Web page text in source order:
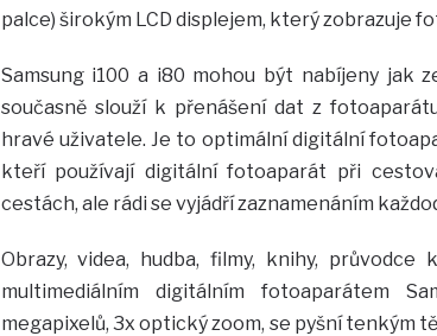
palce) širokým LCD displejem, který zobrazuje
Samsung i100 a i80 mohou být nabíjeny jak
současně slouží k přenášení dat z
hravé uživatele. Je to optimální digitální
kteří používají digitální fotoaparát při
cestách, ale rádi se vyjádří zaznamenáním
Obrazy, videa, hudba, filmy, knihy,
multimediálním digitálním fotoaparátem
megapixelů, 3x optický zoom, se pyšní tenkým